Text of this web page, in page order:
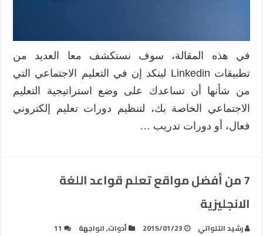
في هذه المقالة، سوف نستكشف معا العديد من
تطبيقات Linkedin لينكد إن في التعليم الاجتماعي التي
من شأنها أن تساعدك على وضع استراتيجية التعليم
الاجتماعي الخاصة بك، لتنظيم دورات تعليم إلكتروني
فعال، أو دورات تدريب …
7 من أفضل مواقع تعلم قواعد اللغة
الانجليزية
رشيد التلواتي 2015/01/23 أدوات,الواجهة 11